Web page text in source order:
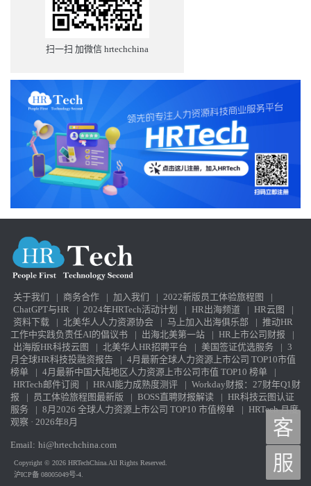
扫一扫 加微信 hrtechchina
关于我们 | 商务合作 | 加入我们 | 2022新版员工体验旅程图
|
ChatGPT与HR
| 2024年HRTech活动计划 | HR出海频道 | HR云图
|
资料下载
| 北美华人人力资源协会 | 马上加入出海俱乐部 | 推动HR
工作中实践负责任AI的倡议书
| 出海北美第一站 | HR上市公司财报
|
出海版HR科技云图
| 北美华人HR招聘平台 | 美国签证优选服务 | 3
月全球HR科技投融资报告
| 4月最新全球人力资源上市公司 TOP10市值
榜单
| 4月最新中国大陆地区人力资源上市公司市值 TOP10 榜单
|
HRTech邮件订阅
| HRAI能力成熟度测评 | Workday财报：27财年Q1财
报
| 员工体验旅程图最新版 | BOSS直聘财报解读 | HR科技云图认证
服务
| 8月2026 全球人力资源上市公司 TOP10 市值榜单 | HRTech 月度
观察 · 2026年8月
Email: hi@hrtechchina.com
Copyright © 2026 HRTechChina.All Rights Reserved.
沪ICP备 08005049号-4.
客
服